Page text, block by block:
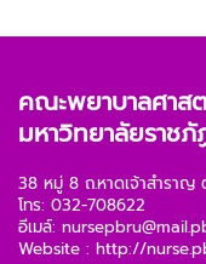
คณะพยาบาลศาส
มหาวิทยาลัยราชภั
38 หมู่ 8 ถ.หาดเจ้าสำราญ
โทร: 032-708622
อีเมล์:
Website : http://